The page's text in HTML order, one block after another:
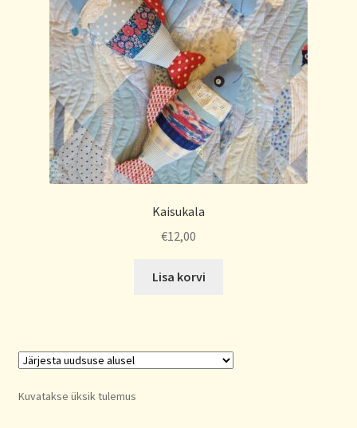
Kaisukala
€12,00
Lisa korvi
Kuvatakse üksik tulemus